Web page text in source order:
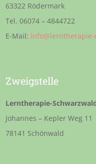
63322 Rödermark
Tel. 06074 – 4844722
E-Mail:
Zweigstelle
Lerntherapie-
Johannes – Kepler Weg 11
78141 Schönwald